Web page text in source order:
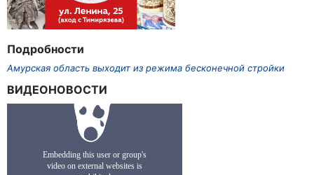
Подробности
Амурская область выходит из режима бесконечной стройки
ВИДЕОНОВОСТИ